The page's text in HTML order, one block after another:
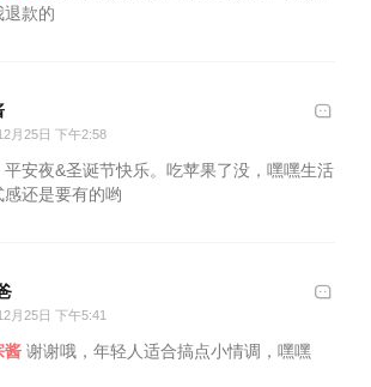
退款的
月25日 下午2:58
平安夜&圣诞节快乐。吃苹果了没，嘿嘿生活
感还是要有的哟
月25日 下午5:41
酱 谢谢哦，年轻人适合搞点小情调，嘿嘿